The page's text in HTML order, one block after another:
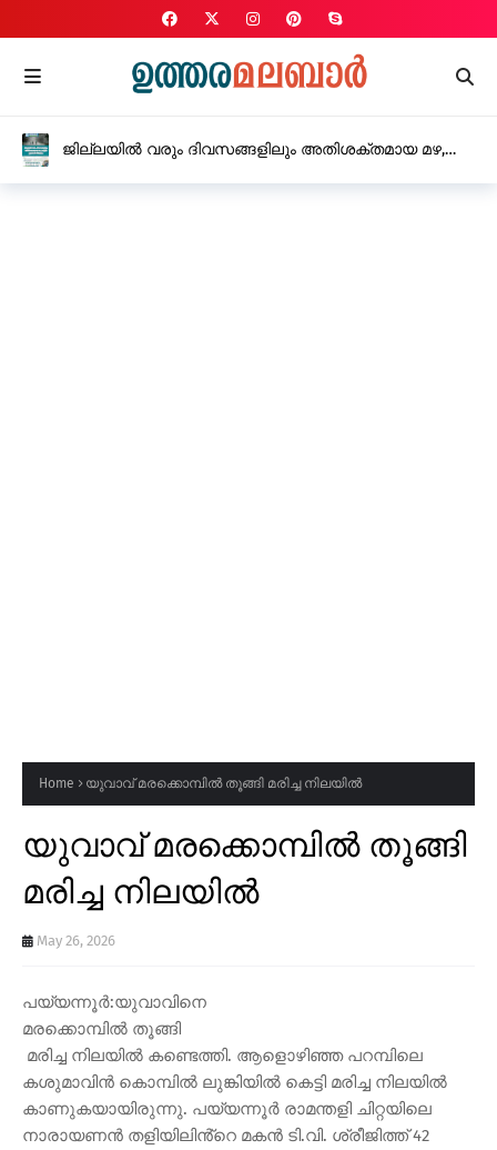
ജില്ലയിൽ വരും ദിവസങ്ങളിലും അതിശക്തമായ മഴ,
Home യുവാവ് മരക്കൊമ്പിൽ തൂങ്ങി മരിച്ച നിലയിൽ
യുവാവ് മരക്കൊമ്പിൽ തൂങ്ങി
മരിച്ച നിലയിൽ
May 26, 2026
പയ്യന്നൂർ:യുവാവിനെ
മരക്കൊമ്പിൽ തൂങ്ങി
മരിച്ച നിലയിൽ കണ്ടെത്തി. ആളൊഴിഞ്ഞ പറമ്പിലെ
കശുമാവിൻ കൊമ്പിൽ ലുങ്കിയിൽ കെട്ടി മരിച്ച നിലയിൽ
കാണുകയായിരുന്നു. പയ്യന്നൂർ രാമന്തളി ചിറ്റയിലെ
നാരായണൻ തളിയിലിൻ്റെ മകൻ ടി.വി. ശ്രീജിത്ത് 42